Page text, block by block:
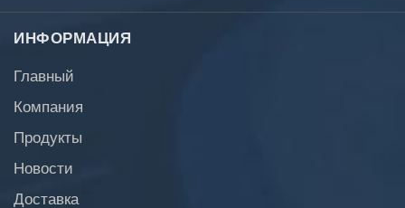
ИНФОРМАЦИЯ
Главный
Компания
Продукты
Новости
Доставка